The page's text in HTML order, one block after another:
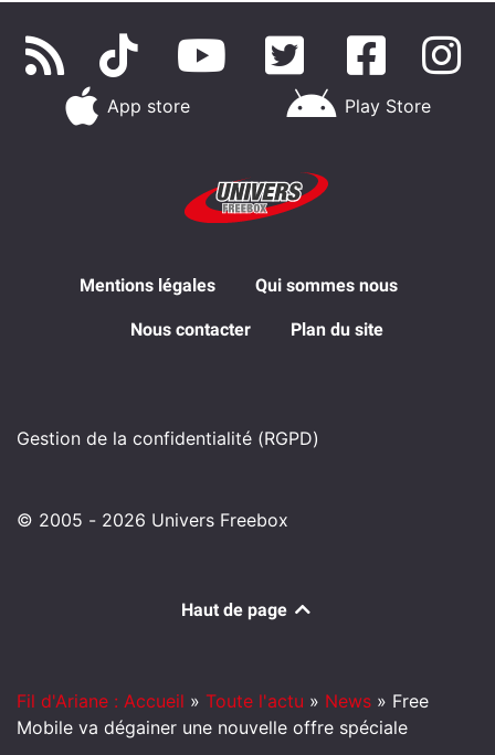
App store Play Store
Mentions légales Qui sommes nous
Nous contacter Plan du site
Gestion de la confidentialité (RGPD)
© 2005 - 2026 Univers Freebox
Haut de page
Fil d'Ariane : Accueil » Toute l'actu » News » Free
Mobile va dégainer une nouvelle offre spéciale